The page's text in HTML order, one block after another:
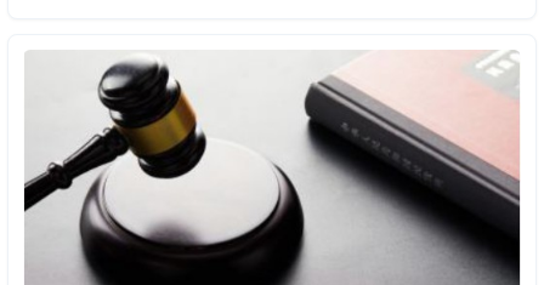
辆是否开启双闪、直行车辆是否存在超速等情况。 倒车事故责任判
定的三大关键因素 去年在杭州某小区地下车库，一辆特...